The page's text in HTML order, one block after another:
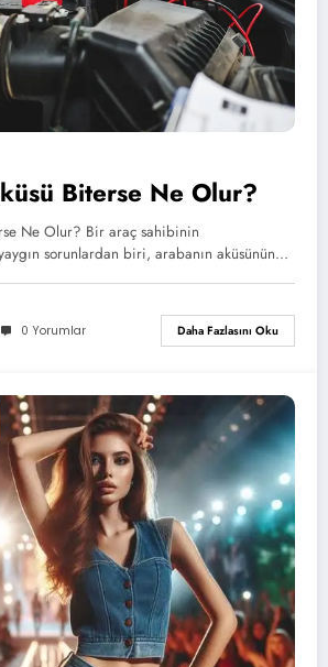
Biterse Ne Olur?
Ne Olur? Bir araç sahibinin
sorunlardan biri, arabanın aküsünün…
0 Yorumlar Daha Fazlasını Oku